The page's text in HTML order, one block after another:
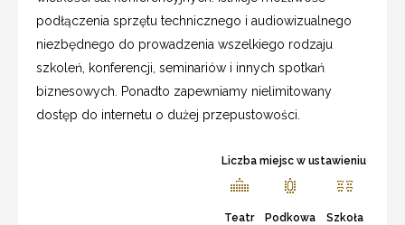
podłączenia sprzętu technicznego i audiowizualnego
niezbędnego do prowadzenia wszelkiego rodzaju
szkoleń, konferencji, seminariów i innych spotkań
biznesowych. Ponadto zapewniamy nielimitowany
dostęp do internetu o dużej przepustowości.
Liczba miejsc w ustawieniu
Teatr Podkowa Szkoła